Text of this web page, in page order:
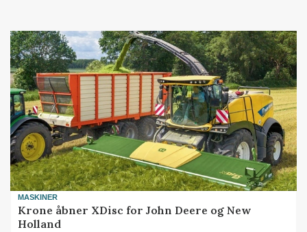
MASKINER
Krone åbner XDisc for John Deere og New
Holland